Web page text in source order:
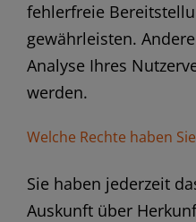
fehlerfreie
gewährleisten.
Analyse Ihres
werden.
Welche Rechte haben
Sie haben jederzeit
Auskunft über